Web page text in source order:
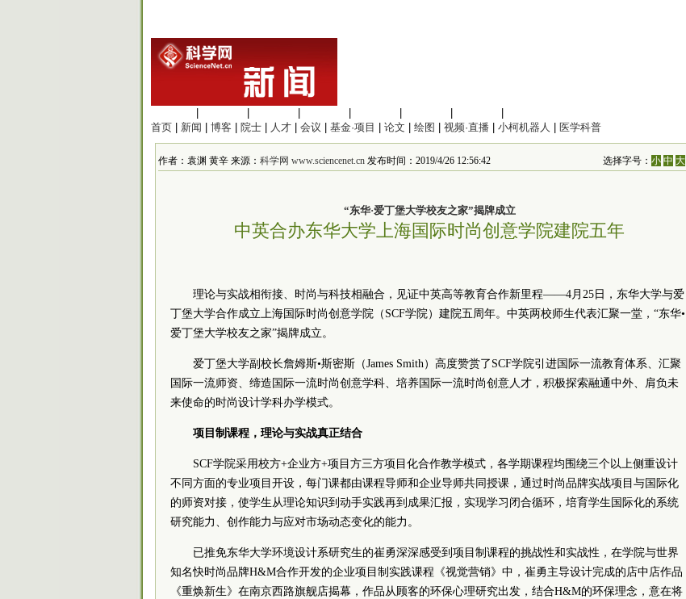
首页
新闻 博客 院士 人才 会议 基金·项目 论文 绘图 视频·直播 小柯机器人 医学科普
作者：袁渊 黄辛 来源： 科学网 www.sciencenet.cn 发布时间：2019/4/26 12:56:42 选择字号：小 中 大
“东华·爱丁堡大学校友之家”揭牌成立
中英合办东华大学上海国际时尚创意学院建院五年
理论与实战相衔接、时尚与科技相融合，见证中英高等教育合作新里程——4月25日，东华大学与爱
丁堡大学合作成立上海国际时尚创意学院（SCF学院）建院五周年。中英两校师生代表汇聚一堂，“东华•
爱丁堡大学校友之家”揭牌成立。
爱丁堡大学副校长詹姆斯•斯密斯（James Smith）高度赞赏了SCF学院引进国际一流教育体系、汇聚
国际一流师资、缔造国际一流时尚创意学科、培养国际一流时尚创意人才，积极探索融通中外、肩负未
来使命的时尚设计学科办学模式。
项目制课程，理论与实战真正结合
SCF学院采用校方+企业方+项目方三方项目化合作教学模式，各学期课程均围绕三个以上侧重设计
不同方面的专业项目开设，每门课都由课程导师和企业导师共同授课，通过时尚品牌实战项目与国际化
的师资对接，使学生从理论知识到动手实践再到成果汇报，实现学习闭合循环，培育学生国际化的系统
研究能力、创作能力与应对市场动态变化的能力。
已推免东华大学环境设计系研究生的崔勇深深感受到项目制课程的挑战性和实战性，在学院与世界
知名快时尚品牌H&M合作开发的企业项目制实践课程《视觉营销》中，崔勇主导设计完成的店中店作品
《重焕新生》在南京西路旗舰店揭幕，作品从顾客的环保心理研究出发，结合H&M的环保理念，意在将